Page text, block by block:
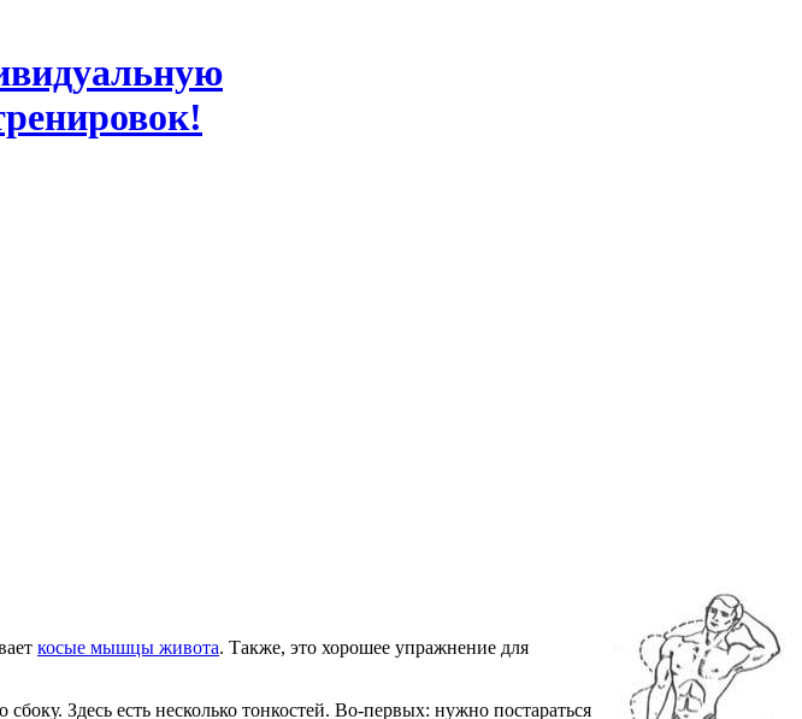
косые мышцы живота. Также, это хорошее упражнение для
Здесь есть несколько тонкостей. Во-первых: нужно постараться